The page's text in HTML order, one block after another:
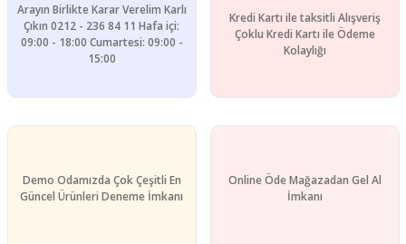
Arayın Birlikte Karar Verelim Karlı
Çıkın 0212 - 236 84 11 Hafa içi:
09:00 - 18:00 Cumartesi: 09:00 -
15:00
Kredi Kartı ile taksitli Alışveriş
Çoklu Kredi Kartı ile Ödeme
Kolaylığı
Demo Odamızda Çok Çeşitli En
Güncel Ürünleri Deneme İmkanı
Online Öde Mağazadan Gel Al
İmkanı